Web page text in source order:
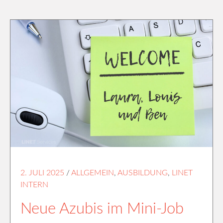
2. JULI 2025 /ALLGEMEIN, AUSBILDUNG,
LINET
INTERN
Neue Azubis im Mini-Job